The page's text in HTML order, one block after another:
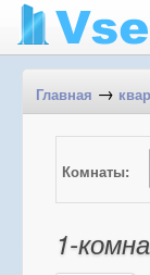
Главная →
Комнаты:
1-